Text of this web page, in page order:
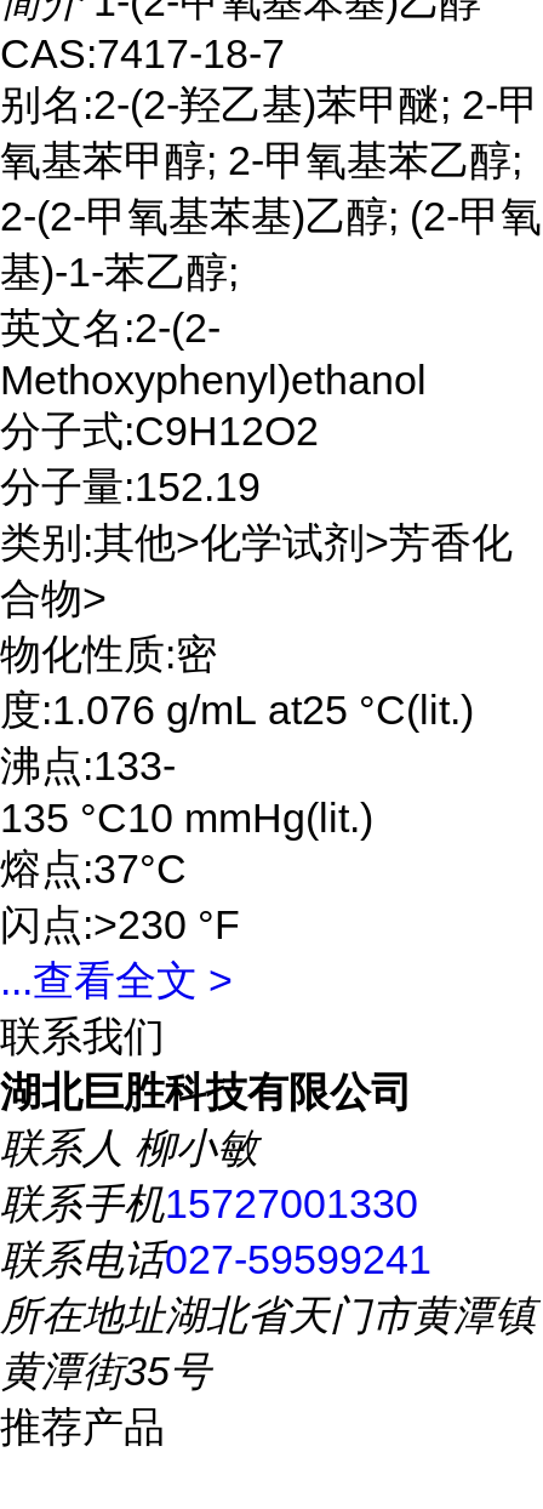
CAS:7417-18-7
别名:2-(2-羟乙基)苯甲醚; 2-甲
氧基苯甲醇; 2-甲氧基苯乙醇;
2-(2-甲氧基苯基)乙醇; (2-甲氧
基)-1-苯乙醇;
英文名:2-(2-
Methoxyphenyl)ethanol
分子式:C9H12O2
分子量:152.19
类别:其他>化学试剂>芳香化
合物>
物化性质:密
度:1.076 g/mL at25 °C(lit.)
沸点:133-
135 °C10 mmHg(lit.)
熔点:37°C
闪点:>230 °F
...查看全文 >
联系我们
湖北巨胜科技有限公司
联系人 柳小敏
联系手机15727001330
联系电话027-59599241
所在地址湖北省天门市黄潭镇
黄潭街35号
推荐产品